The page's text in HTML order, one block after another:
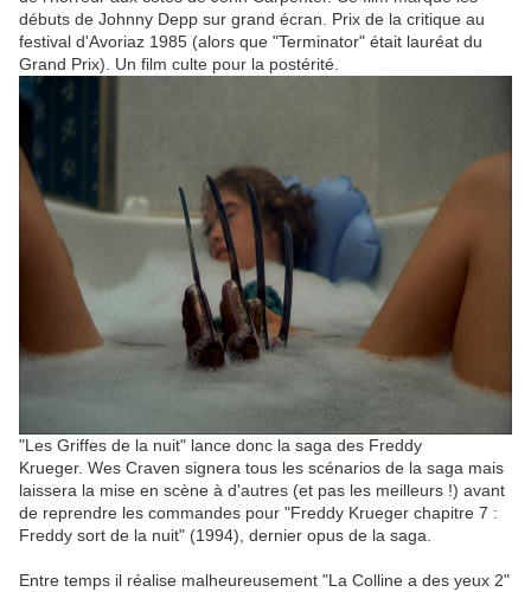
débuts de Johnny Depp sur grand écran. Prix de la critique au
festival d'Avoriaz 1985 (alors que "Terminator" était lauréat du
Grand Prix). Un film culte pour la postérité.
"Les Griffes de la nuit" lance donc la saga des Freddy
Krueger. Wes Craven signera tous les scénarios de la saga mais
laissera la mise en scène à d'autres (et pas les meilleurs !) avant
de reprendre les commandes pour "Freddy Krueger chapitre 7 :
Freddy sort de la nuit" (1994), dernier opus de la saga.
Entre temps il réalise malheureusement "La Colline a des yeux 2"